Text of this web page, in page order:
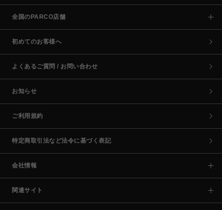
全国のPARCO店舗
初めてのお客様へ
よくあるご質問 / お問い合わせ
お知らせ
ご利用規約
特定商取引法など法令に基づく表記
会社情報
関連サイト